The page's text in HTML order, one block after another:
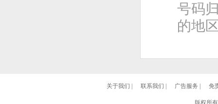
号码
的地
关于我们 联系我们 广告服务 免
版权所